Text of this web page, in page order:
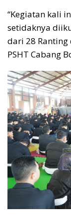
“Kegiatan kali
setidaknya
dari 28
PSHT Cabang